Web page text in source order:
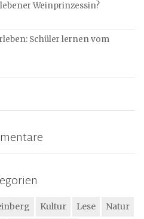
Weinprinzessin?
Schüler lernen vom
Kultur Lese
Natur